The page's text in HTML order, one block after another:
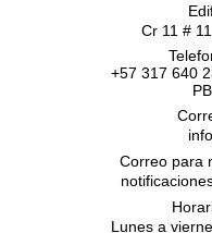
Cr 11 #
+57 317 640
Correo para
Lunes a